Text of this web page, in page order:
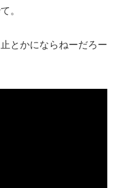
。
とかにならねーだろー